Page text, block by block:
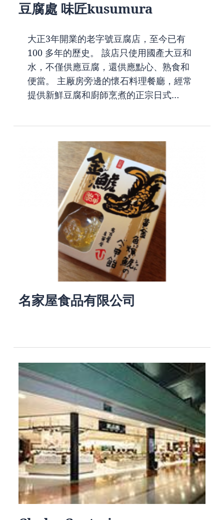
豆腐處 味匠kusumura
大正3年開業的老字號豆腐店，至今已有
100 多年的歷史。 該店只使用國產大豆和
水，不僅供應豆腐，還供應點心、熟食和
便當。 主厰房旁邊的懷石料理餐廳，經常
提供新鮮豆腐和廚師烹煮的正宗日式…
名家屋食品有限公司